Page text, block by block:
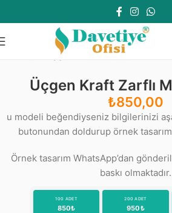
Üçgen Kraft Zarflı Modeller
Üçgen Kraft Zarflı
₺850,00
u modeli beğendiyseniz bilgilerinizi
butonundan doldurup örnek
Örnek tasarım WhatsApp’dan
baskı olmaktadır.
100 ADET
850₺
200 ADET
950₺